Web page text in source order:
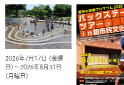
2026年7月17日 (金曜
日)～2026年8月31日
(月曜日)